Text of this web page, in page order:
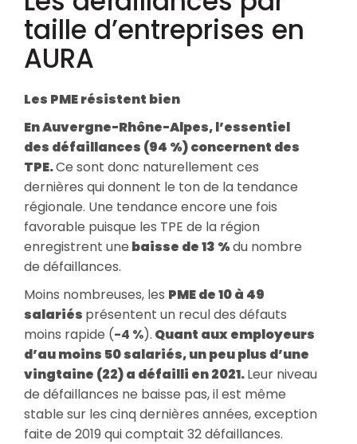
taille d’entreprises en
AURA
Les PME résistent bien
En Auvergne-Rhône-Alpes, l’essentiel
des défaillances (94 %) concernent des
TPE.Ce sont donc naturellement ces
dernières qui donnent le ton de la tendance
régionale. Une tendance encore une fois
favorable puisque les TPE de la région
enregistrent une baisse de 13 %du nombre
de défaillances.
Moins nombreuses, les PME de 10 à 49
salariés présentent un recul des défauts
moins rapide (-4 %). Quant aux employeurs
d’au moins 50 salariés, un peu plus d’une
vingtaine (22) a défailli en 2021.Leur niveau
de défaillances ne baisse pas, il est même
stable sur les cinq dernières années, exception
faite de 2019 qui comptait 32 défaillances.